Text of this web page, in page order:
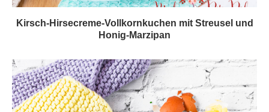
Kirsch-Hirsecreme-Vollkornkuchen mit Streusel und
Honig-Marzipan